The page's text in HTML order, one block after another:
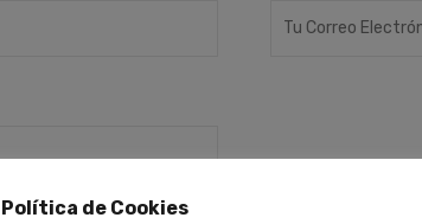
Política de Cookies